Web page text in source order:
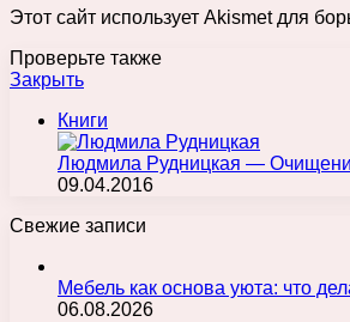
Этот сайт использует Akismet для
Проверьте также
Закрыть
Книги
Людмила Рудницкая —
09.04.2016
Свежие записи
Мебель как основа уюта: что
06.08.2026